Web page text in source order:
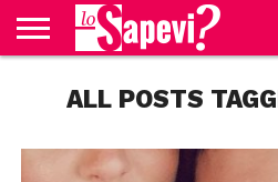
BENESSERE
GOSSIP
PRODOTTI
AMAZON
NEWS
CASA E
CUCINA
ALL POSTS